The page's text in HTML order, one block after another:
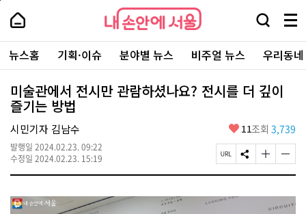
본
로
가
내
손
안
에
서
울
-
서
울
시
대
표
소
통
포
내
손
에
울
검
창
열
기
메
뉴
전
체
보
주
요
서
뉴스홈 기획·이슈 분야별 뉴스 비주얼 뉴스 우리동
미술관에서 전시만 관람하셨나요? 전시를 더 깊이
즐기는 방법
시민기자 김남수
발행일 2024.02.23. 09:22
수정일 2024.02.23. 15:19
좋
요
11조회 3,739
페
이
U
R
S
N
공
글
자
기
크
글
자
기
작
페
상
단
로